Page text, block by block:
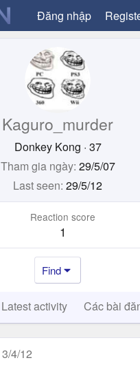
Đăng nhập
Kaguro_murder
Donkey Kong · 37
Tham gia ngày 29/5/07
Last seen 29/5/12
Reaction score
1
Find
Latest activity Các bài
3/4/12